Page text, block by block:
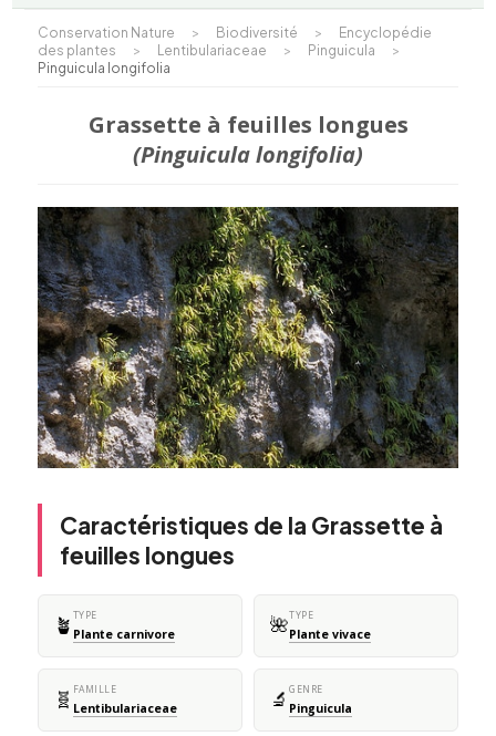
Conservation Nature > Biodiversité >
Encyclopédie
des plantes
> Lentibulariaceae > Pinguicula
>
Pinguicula longifolia
Grassette à feuilles longues
(Pinguicula longifolia)
Caractéristiques de la Grassette à
feuilles longues
🪴 TYPE
Plante carnivore 🌺TYPE
Plante vivace
🧬 FAMILLE
Lentibulariaceae 🔬 GENRE
Pinguicula